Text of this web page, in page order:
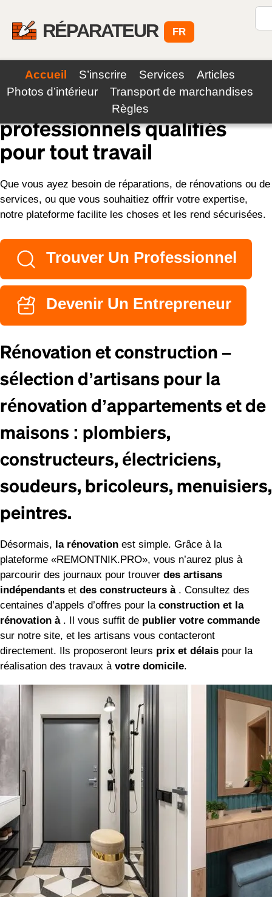
RÉPARATEUR FR
Accueil S’inscrire Services
Articles
Photos d’intérieur
Transport de marchandises
Règles
Connectez-vous avec des
professionnels qualifiés
pour tout travail
Que vous ayez besoin de réparations, de rénovations ou de
services, ou que vous souhaitiez offrir votre expertise,
notre plateforme facilite les choses et les rend sécurisées.
Trouver Un Professionnel
Devenir Un Entrepreneur
Rénovation et construction –
sélection d’artisans pour la
rénovation d’appartements et de
maisons : plombiers,
constructeurs, électriciens,
soudeurs, bricoleurs, menuisiers,
peintres.
Désormais, la rénovation est simple. Grâce à la
plateforme «REMONTNIK.PRO», vous n’aurez plus à
parcourir des journaux pour trouver des artisans
indépendants et des constructeurs à . Consultez des
centaines d’appels d’offres pour la construction et la
rénovation à . Il vous suffit de publier votre commande
sur notre site, et les artisans vous contacteront
directement. Ils proposeront leurs prix et délais pour la
réalisation des travaux à votre domicile.